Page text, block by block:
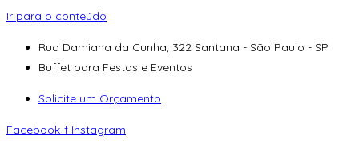
Ir para o conteúdo
Rua Damiana da Cunha, 322 Santana - São Paulo - SP
Buffet para Festas e Eventos
Solicite um Orçamento
Facebook-f Instagram